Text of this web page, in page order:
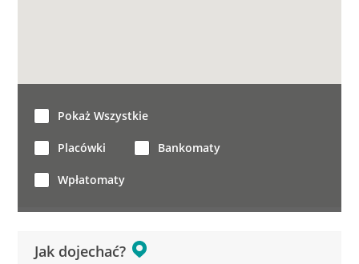
Jak dojechać?
Pokaż Wszystkie
Placówki Bankomaty
Wpłatomaty